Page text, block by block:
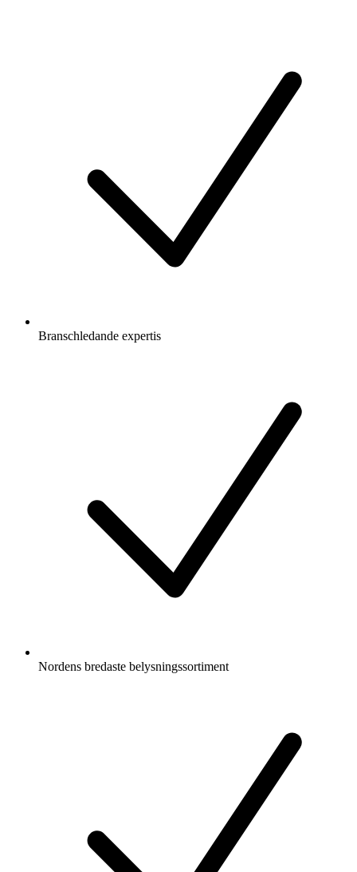
Branschledande expertis
Nordens bredaste belysningssortiment